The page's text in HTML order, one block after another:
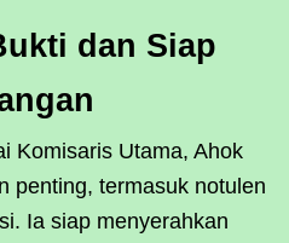
dan Siap
Komisaris Utama, Ahok
penting, termasuk notulen
Ia siap menyerahkan